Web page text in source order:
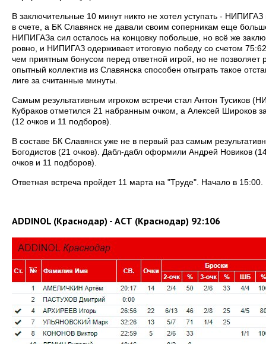
В заключительные 10 минут никто не хотел уступать -
в счете, а БК Славянск не давали своим соперникам еще
НИПИГАЗа сил осталось на концовку побольше, но всё же
ровно, и НИПИГАЗ одерживает итоговую победу со счетом
чем приятным бонусом перед ответной игрой, но не позволяет
опытный коллектив из Славянска способен отыграть такое
лиге за считанные минуты.
Самым результативным игроком встречи стал Антон Тусиков
Кубраков отметился 21 набранным очком, а Алексей Широков
(12 очков и 11 подборов).
В составе БК Славянск уже не в первый раз самым
Богодистов (21 очков). Дабл-дабл оформили Андрей Новиков
очков и 11 подборов).
Ответная встреча пройдет 11 марта на "Труде". Начало в 15:00.
ADDINOL (Краснодар) - АСТ (Краснодар) 92:106